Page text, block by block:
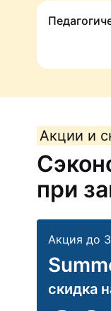
Акции и
при
Акция до
скидка